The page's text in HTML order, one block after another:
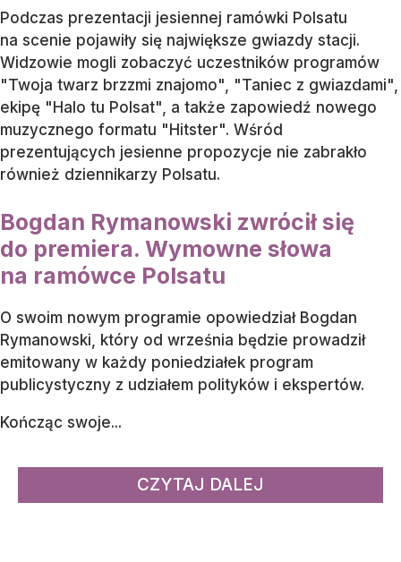
Podczas prezentacji jesiennej ramówki Polsatu
na scenie pojawiły się największe gwiazdy stacji.
Widzowie mogli zobaczyć uczestników programów
"Twoja twarz brzzmi znajomo", "Taniec z gwiazdami",
ekipę "Halo tu Polsat", a także zapowiedź nowego
muzycznego formatu "Hitster". Wśród
prezentujących jesienne propozycje nie zabrakło
również dziennikarzy Polsatu.
Bogdan Rymanowski zwrócił się
do premiera. Wymowne słowa
na ramówce Polsatu
O swoim nowym programie opowiedział Bogdan
Rymanowski, który od września będzie prowadził
emitowany w każdy poniedziałek program
publicystyczny z udziałem polityków i ekspertów.
Kończąc swoje...
CZYTAJ DALEJ